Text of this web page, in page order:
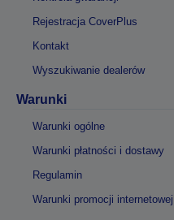
Rejestracja CoverPlus
Kontakt
Wyszukiwanie dealerów
Warunki
Warunki ogólne
Warunki płatności i dostawy
Regulamin
Warunki promocji internetowej